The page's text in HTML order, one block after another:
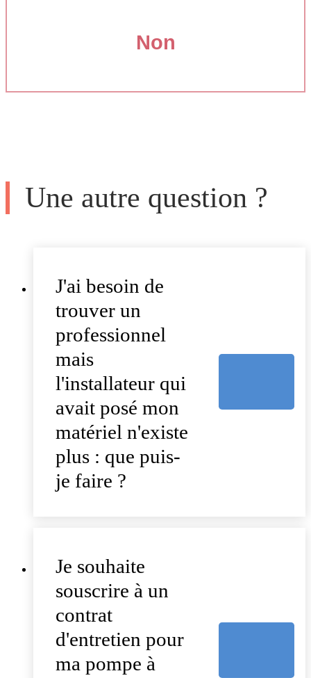
Non
Une autre question ?
J'ai besoin de
trouver un
professionnel
mais
l'installateur qui
avait posé mon
matériel n'existe
plus : que puis-
je faire ?
Je souhaite
souscrire à un
contrat
d'entretien pour
ma pompe à